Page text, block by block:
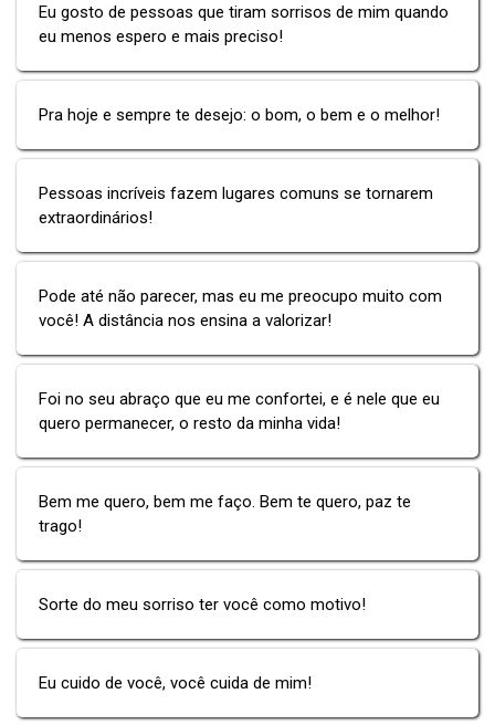
Eu gosto de pessoas que tiram sorrisos de mim quando
eu menos espero e mais preciso!
Pra hoje e sempre te desejo: o bom, o bem e o melhor!
Pessoas incríveis fazem lugares comuns se tornarem
extraordinários!
Pode até não parecer, mas eu me preocupo muito com
você! A distância nos ensina a valorizar!
Foi no seu abraço que eu me confortei, e é nele que eu
quero permanecer, o resto da minha vida!
Bem me quero, bem me faço. Bem te quero, paz te
trago!
Sorte do meu sorriso ter você como motivo!
Eu cuido de você, você cuida de mim!